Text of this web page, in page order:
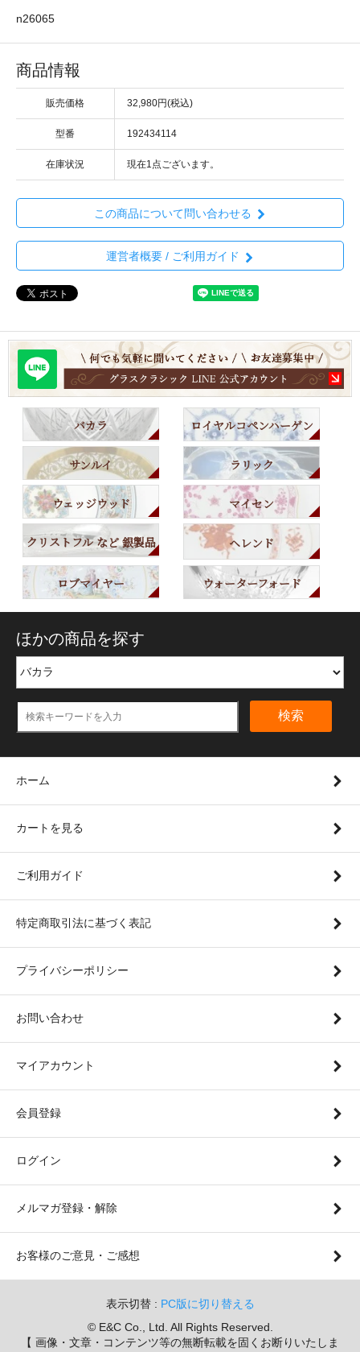
n26065
商品情報
販売価格 32,980円(税込)
型番 192434114
在庫状況 現在1点ございます。
この商品について問い合わせる
運営者概要 / ご利用ガイド
バカラ ロイヤルコペンハーゲン
サンルイ ラリック
ウェッジウッド マイセン
クリストフル など 銀製品 ヘレンド
ロブマイヤー ウォーターフォード
ほかの商品を探す
検索
ホーム
カートを見る
ご利用ガイド
特定商取引法に基づく表記
プライバシーポリシー
お問い合わせ
マイアカウント
会員登録
ログイン
メルマガ登録・解除
お客様のご意見・ご感想
表示切替 : PC版に切り替える
© E&C Co., Ltd. All Rights Reserved.
【 画像・文章・コンテンツ等の無断転載を固くお断りいたしま